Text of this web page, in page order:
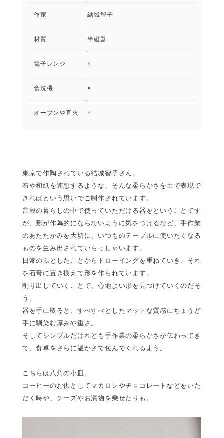
作家 結城智子
材質 半磁器
電子レンジ ×
食洗機 ×
オーブンや直火 ×
東京で作陶されている結城智子さん。
布や和紙を連想するような、そんな柔らかさを土で表現で
きればという思いでご制作されています。
普段の暮らしの中で使っていただける器をということです
が、形が作為的にならないように気をつけるなど、手作業
のあたたかみを大切に、いつものテーブルに使いたくなる
ものを生み出されていらっしゃいます。
日常のふとしたことからドローイングを重ねていき、それ
を石膏に置き換えて形を作られています。
削り出していくことで、心地よい形を見つけていくのだそ
う。
器を手に取ると、すべすべとしたマットな質感にちょうど
手に馴染む厚みや重さ。
そしてシンプルだけれども手作業の柔らかさが伝わってき
て、食卓をさらに温かさで包んでくれるよう。
こちらは八角の小皿。
コーヒーのお供としてマカロンやチョコレートなどをいた
だく時や、チーズやお漬物を乗せたりも。